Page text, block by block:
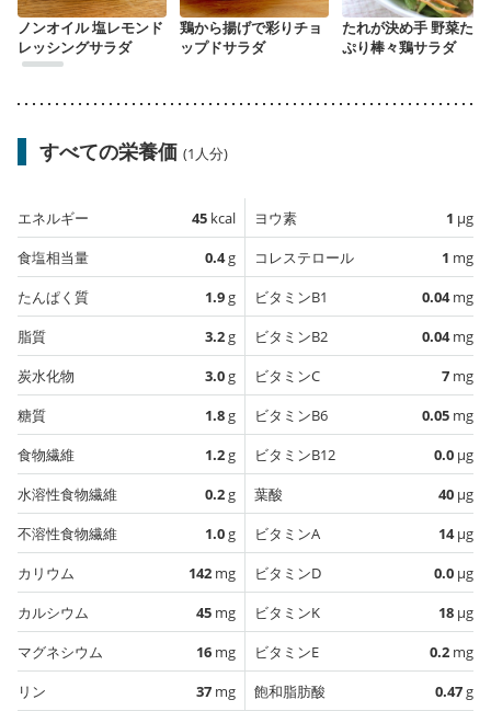
ノンオイル 塩レモンド
レッシングサラダ
鶏から揚げで彩りチョ
ップドサラダ
たれが決め手 野菜たっ
ぷり棒々鶏サラダ
すべての栄養価 (1人分)
エネルギー 45 kcal
食塩相当量
0.4g
たんぱく質
1.9g
脂質
3.2g
炭水化物
3.0g
糖質
1.8g
食物繊維
1.2g
水溶性食物繊維
0.2g
不溶性食物繊維
1.0g
カリウム
142 mg
カルシウム
45 mg
マグネシウム
16 mg
リン
37 mg
ヨウ素 1 µg
コレステロール
1 mg
ビタミンB1
0.04mg
ビタミンB2
0.04mg
ビタミンC
7 mg
ビタミンB6
0.05 mg
ビタミンB12
0.0 µg
葉酸
40 µg
ビタミンA
14µg
ビタミンD
0.0 µg
ビタミンK
18 µg
ビタミンE
0.2 mg
飽和脂肪酸
0.47g